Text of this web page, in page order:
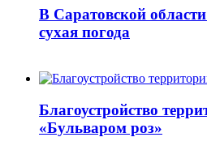
В Саратовской
сухая погода
Благоустройство
«Бульваром роз»